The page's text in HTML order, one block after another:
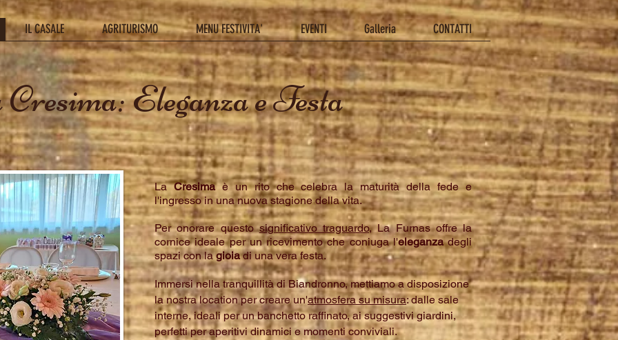
IL CASALE AGRITURISMO MENU FESTIVITA' EVENTI Galleria CONTATTI
Eleganza e Festa
LaCresimaè un rito che celebra la maturità della fede e
l'ingresso in una nuova stagione della vita.
Per onorare questosignificativo traguardo, La Furnas offre la
cornice ideale per un ricevimento che coniuga l'eleganzadegli
spazi con lagioiadi una vera festa.
Immersi nella tranquillità di Biandronno, mettiamo a disposizione
la nostra location per creare un'atmosfera su misura: dalle sale
interne, ideali per un banchetto raffinato, ai suggestivi giardini,
perfetti per aperitivi dinamici e momenti conviviali.